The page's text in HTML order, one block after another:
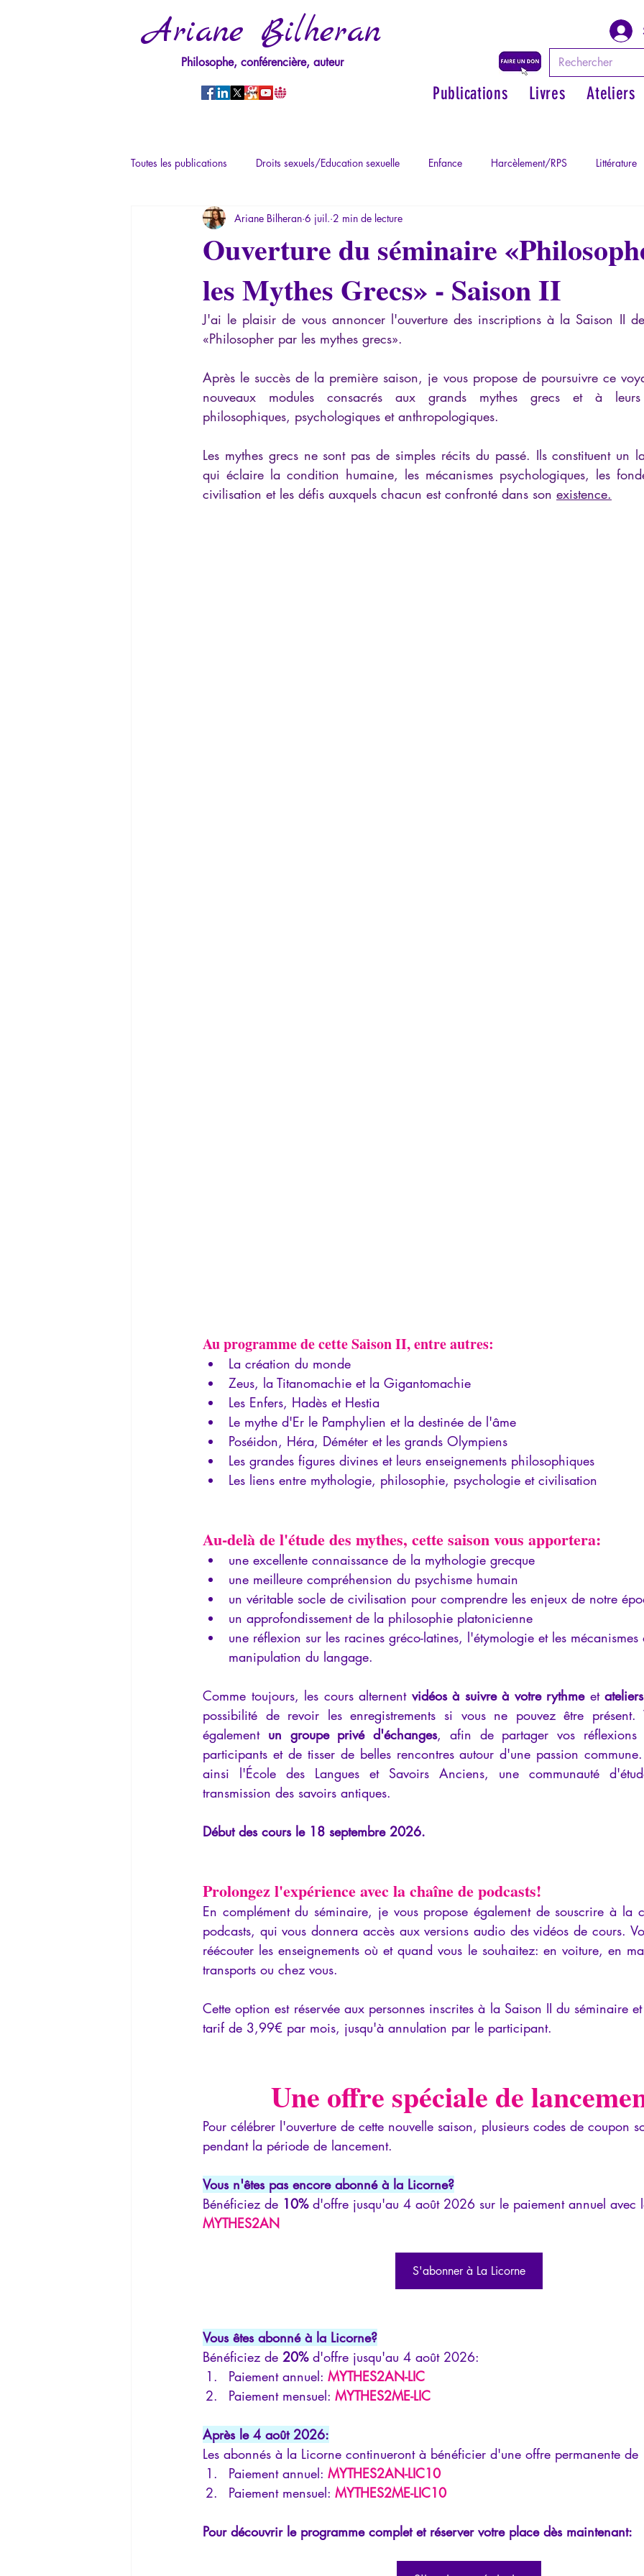
Ariane Bilheran
Philosophe, conférencière, auteur
Publications Livres Ateliers
Toutes les publications Droits sexuels/Education sexuelle Enfance Harcèlement/RPS Littérature
Mythologie - Savoir des Anciens Philosopher par les mythes grecs
Psychopathologie du Pouvoir Psychopathologie du Totalitarisme Retrouver son pouvoir personnel
La Lucarne Articles Interviews Psychopathologie de l'Autorité
Conférences Allemand Grec Intelligence artificielle
Ouverture du séminaire
les Mythes Grecs» - Saison II
Ariane Bilheran 6 juil. 2 min de lecture
J'ai le plaisir de vous annoncer l'ouverture des inscriptions à la Saison II
«Philosopher par les mythes grecs».
Après le succès de la première saison, je vous propose de poursuivre ce
nouveaux modules consacrés aux grands mythes grecs et à leurs
philosophiques, psychologiques et anthropologiques.
Les mythes grecs ne sont pas de simples récits du passé. Ils constituent un
qui éclaire la condition humaine, les mécanismes psychologiques, les
civilisation et les défis auxquels chacun est confronté dans son existence.
Au programme de cette Saison II, entre autres:
La création du monde
Zeus, la Titanomachie et la Gigantomachie
Les Enfers, Hadès et Hestia
Le mythe d'Er le Pamphylien et la destinée de l'âme
Poséidon, Héra, Déméter et les grands Olympiens
Les grandes figures divines et leurs enseignements philosophiques
Les liens entre mythologie, philosophie, psychologie et civilisation
Au-delà de l'étude des mythes, cette saison vous apportera:
une excellente connaissance de la mythologie grecque
une meilleure compréhension du psychisme humain
un véritable socle de civilisation pour comprendre les enjeux de notre
un approfondissement de la philosophie platonicienne
une réflexion sur les racines gréco-latines, l'étymologie et les
manipulation du langage.
Comme toujours, les cours alternent vidéos à suivre à votre rythme et
possibilité de revoir les enregistrements si vous ne pouvez être présent.
également un groupe privé d'échanges, afin de partager vos réflexions
participants et de tisser de belles rencontres autour d'une passion
ainsi l'École des Langues et Savoirs Anciens, une communauté
transmission des savoirs antiques.
Début des cours le 18 septembre 2026.
Prolongez l'expérience avec la chaîne de podcasts!
En complément du séminaire, je vous propose également de souscrire à la
podcasts, qui vous donnera accès aux versions audio des vidéos de cours.
réécouter les enseignements où et quand vous le souhaitez: en voiture, en
transports ou chez vous.
Cette option est réservée aux personnes inscrites à la Saison II du séminaire
tarif de 3,99€ par mois, jusqu'à annulation par le participant.
Une offre spéciale de
Pour célébrer l'ouverture de cette nouvelle saison, plusieurs codes de coupon
pendant la période de lancement.
Vous n'êtes pas encore abonné à la Licorne?
Bénéficiez de 10% d'offre jusqu'au 4 août 2026 sur le paiement annuel avec
MYTHES2AN
S'abonner à La Licorne
Vous êtes abonné à la Licorne?
Bénéficiez de 20% d'offre jusqu'au 4 août 2026:
Paiement annuel: MYTHES2AN-LIC
Paiement mensuel: MYTHES2ME-LIC
Après le 4 août 2026:
Les abonnés à la Licorne continueront à bénéficier d'une offre permanente de
Paiement annuel: MYTHES2AN-LIC10
Paiement mensuel: MYTHES2ME-LIC10
Pour découvrir le programme complet et réserver votre place dès maintenant: